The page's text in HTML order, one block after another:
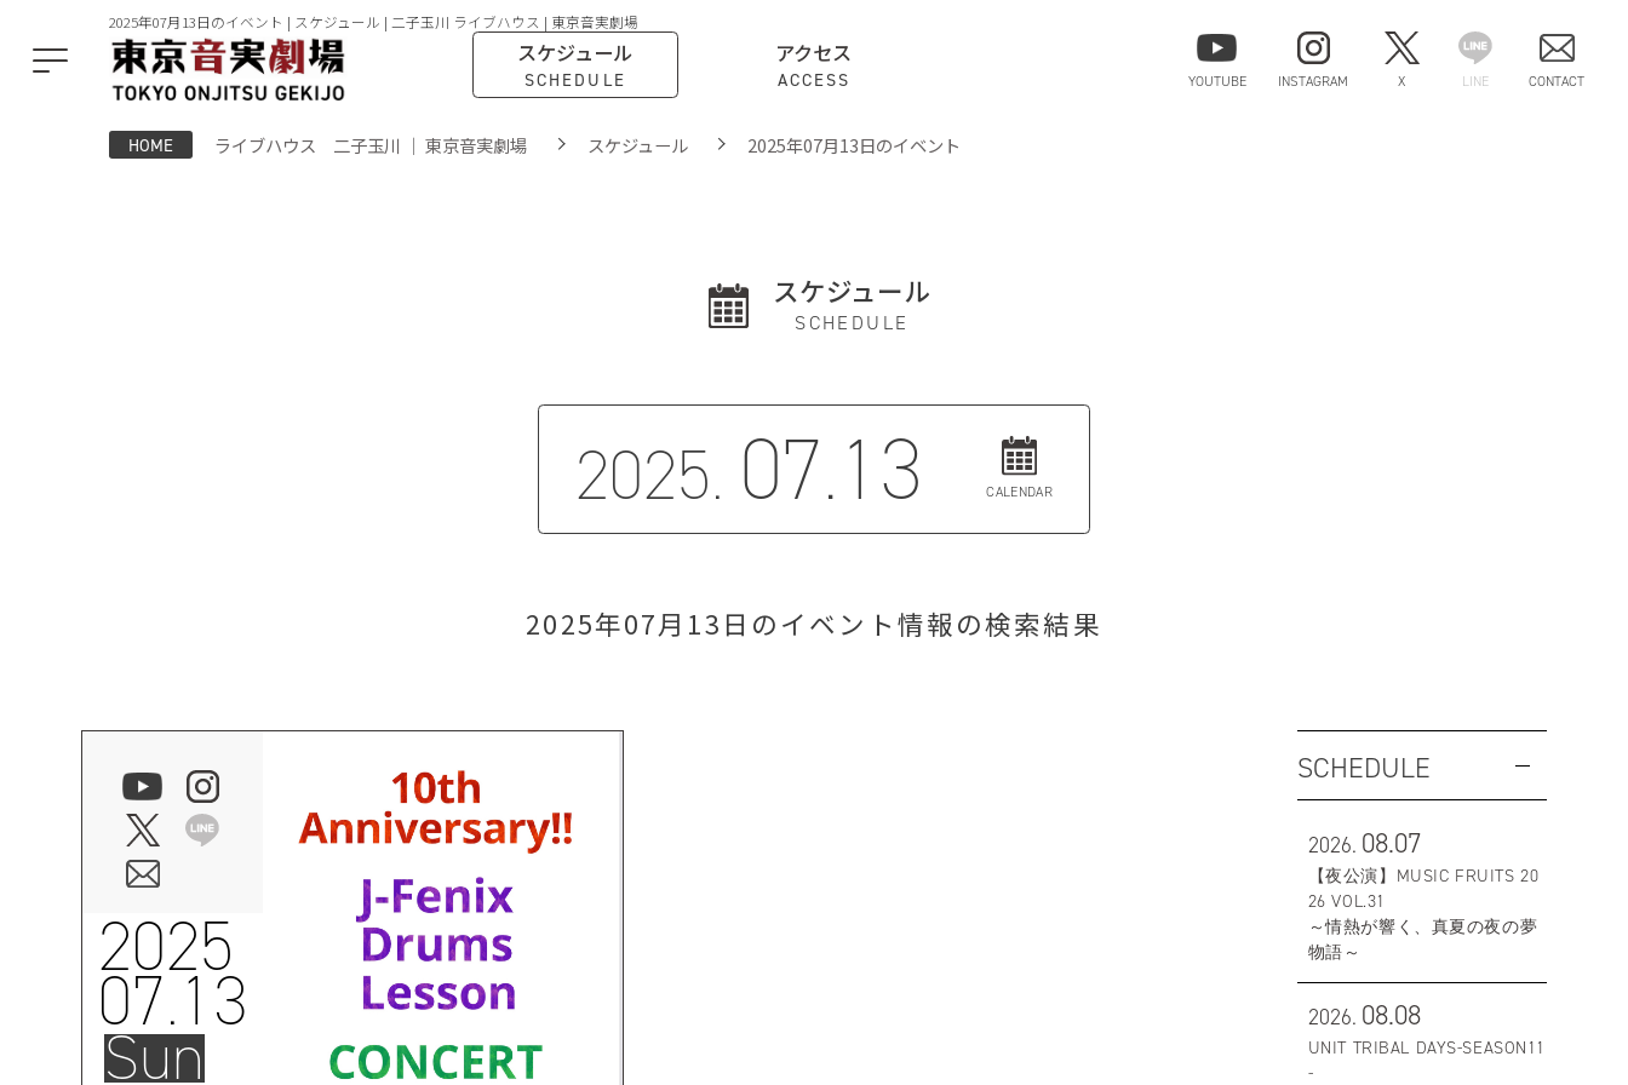
2025年07月13日のイベント | スケジュール | 二子玉川 ライブハウス | 東京音実劇場
スケジュール
SCHEDULE
アクセス
ACCESS YOUTUBE INSTAGRAM X LINE CONTACT
HOME ライブハウス 二子玉川 ｜ 東京音実劇場 スケジュール 2025年07月13日のイベント
スケジュール
SCHEDULE
2025. 07.13 CALENDAR
2025年07月13日のイベント情報の検索結果
2025
07.13
Sun
SCHEDULE
2026. 08.07
【夜公演】MUSIC FRUITS 20
26 VOL.31
～情熱が響く、真夏の夜の夢
物語～
2026. 08.08
UNIT TRIBAL DAYS-SEASON11
-